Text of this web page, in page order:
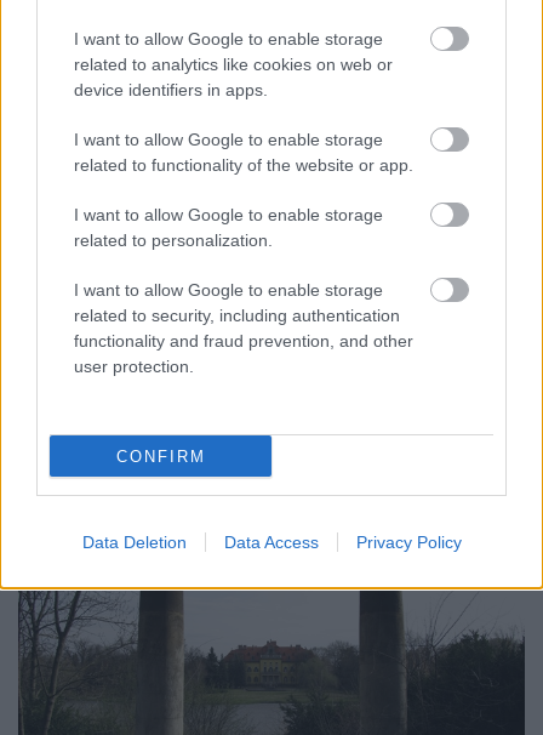
I want to allow Google to enable storage
related to analytics like cookies on web or
device identifiers in apps.
I want to allow Google to enable storage
related to functionality of the website or app.
I want to allow Google to enable storage
related to personalization.
I want to allow Google to enable storage
related to security, including authentication
functionality and fraud prevention, and other
user protection.
CONFIRM
Data Deletion Data Access Privacy Policy
A Mágocs-ér túlpartján álló pavilon. Sajnos egy
"árapasztó csatornát" kerítettek el a mederből, ezért
láthatók.